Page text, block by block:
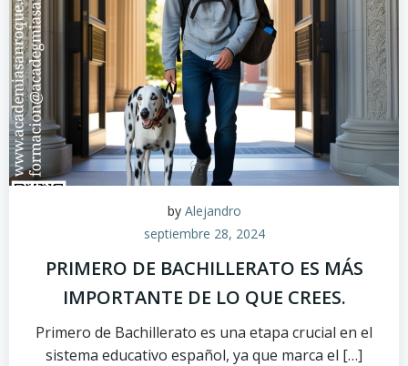
by Alejandro
septiembre 28, 2024
PRIMERO DE BACHILLERATO ES MÁS
IMPORTANTE DE LO QUE CREES.
Primero de Bachillerato es una etapa crucial en el
sistema educativo español, ya que marca el […]